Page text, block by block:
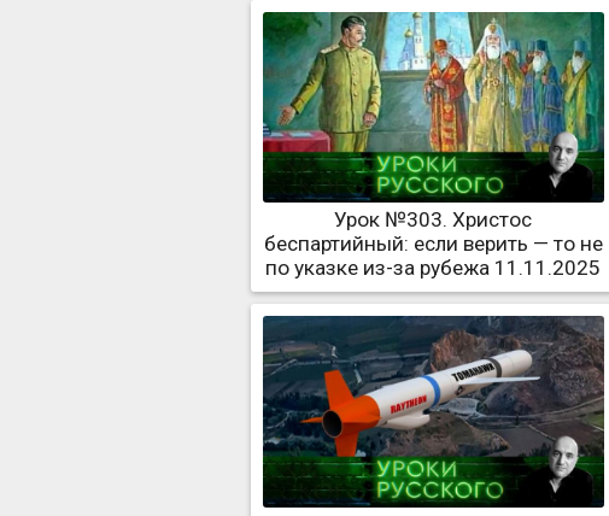
Урок №303. Христос
беспартийный: если верить — то не
по указке из-за рубежа 11.11.2025